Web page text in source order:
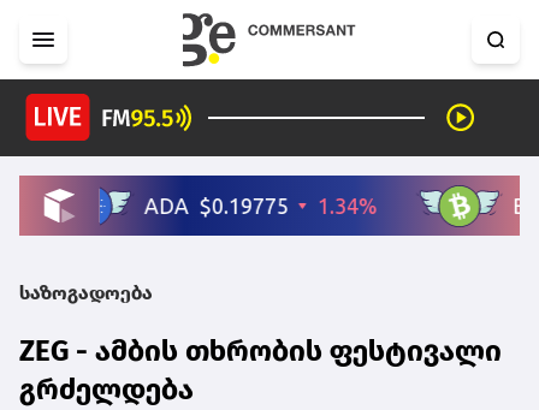
საზოგადოება
ZEG - ამბის თხრობის ფესტივალი
გრძელდება